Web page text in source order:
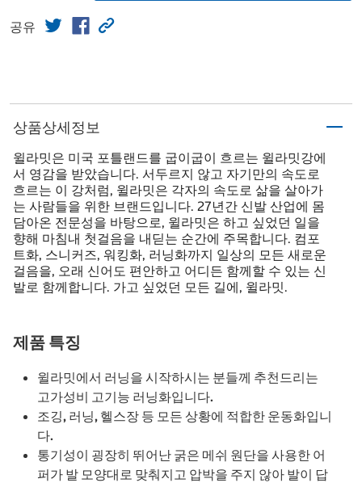
공유
상품상세정보
윌라밋은 미국 포틀랜드를 굽이굽이 흐르는 윌라밋강에
서 영감을 받았습니다. 서두르지 않고 자기만의 속도로
흐르는 이 강처럼, 윌라밋은 각자의 속도로 삶을 살아가
는 사람들을 위한 브랜드입니다. 27년간 신발 산업에 몸
담아온 전문성을 바탕으로, 윌라밋은 하고 싶었던 일을
향해 마침내 첫걸음을 내딛는 순간에 주목합니다. 컴포
트화, 스니커즈, 워킹화, 러닝화까지 일상의 모든 새로운
걸음을, 오래 신어도 편안하고 어디든 함께할 수 있는 신
발로 함께합니다. 가고 싶었던 모든 길에, 윌라밋.
제품 특징
윌라밋에서 러닝을 시작하시는 분들께 추천드리는
고가성비 고기능 러닝화입니다.
조깅, 러닝, 헬스장 등 모든 상황에 적합한 운동화입니
다.
통기성이 굉장히 뛰어난 굵은 메쉬 원단을 사용한 어
퍼가 발 모양대로 맞춰지고 압박을 주지 않아 발이 답